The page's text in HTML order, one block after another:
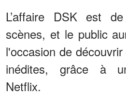
L’affaire DSK est
scènes, et le public
l'occasion de
inédites, grâce à
Netflix.